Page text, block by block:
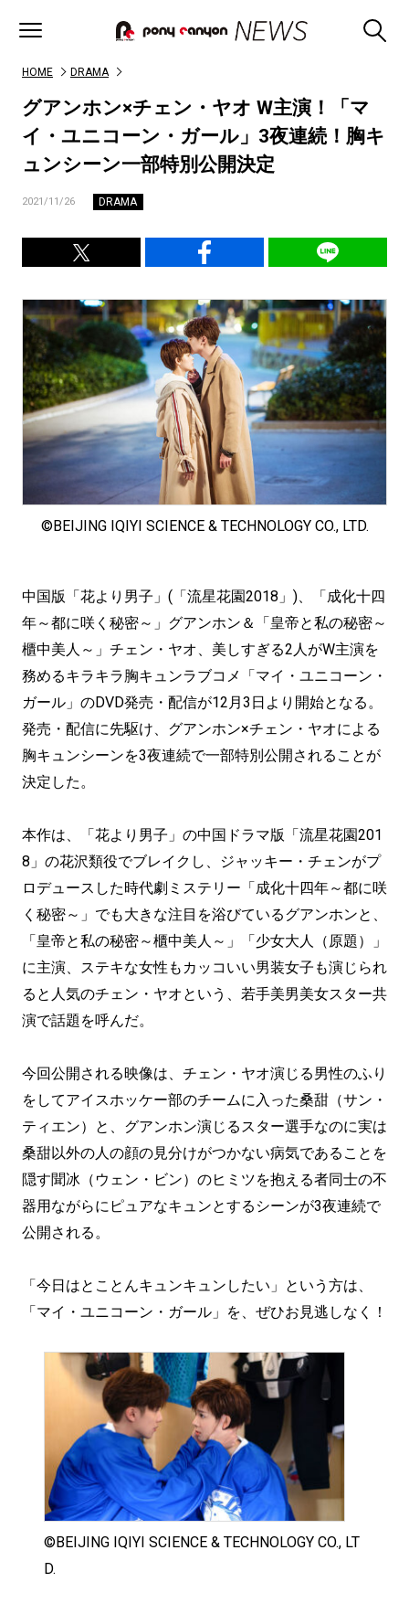
HOME DRAMA
グアンホン×チェン・ヤオ W主演！「マ
イ・ユニコーン・ガール」3夜連続！胸キ
ュンシーン一部特別公開決定
2021/11/26 DRAMA
©BEIJING IQIYI SCIENCE & TECHNOLOGY CO., LTD.
中国版「花より男子」(「流星花園2018」)、「成化十四
年～都に咲く秘密～」グアンホン＆「皇帝と私の秘密～
櫃中美人～」チェン・ヤオ、美しすぎる2人がW主演を
務めるキラキラ胸キュンラブコメ「マイ・ユニコーン・
ガール」のDVD発売・配信が12月3日より開始となる。
発売・配信に先駆け、グアンホン×チェン・ヤオによる
胸キュンシーンを3夜連続で一部特別公開されることが
決定した。
本作は、「花より男子」の中国ドラマ版「流星花園201
8」の花沢類役でブレイクし、ジャッキー・チェンがプ
ロデュースした時代劇ミステリー「成化十四年～都に咲
く秘密～」でも大きな注目を浴びているグアンホンと、
「皇帝と私の秘密～櫃中美人～」「少女大人（原題）」
に主演、ステキな女性もカッコいい男装女子も演じられ
ると人気のチェン・ヤオという、若手美男美女スター共
演で話題を呼んだ。
今回公開される映像は、チェン・ヤオ演じる男性のふり
をしてアイスホッケー部のチームに入った桑甜（サン・
ティエン）と、グアンホン演じるスター選手なのに実は
桑甜以外の人の顔の見分けがつかない病気であることを
隠す聞冰（ウェン・ビン）のヒミツを抱える者同士の不
器用ながらにピュアなキュンとするシーンが3夜連続で
公開される。
「今日はとことんキュンキュンしたい」という方は、
「マイ・ユニコーン・ガール」を、ぜひお見逃しなく！
©BEIJING IQIYI SCIENCE & TECHNOLOGY CO., LT
D.